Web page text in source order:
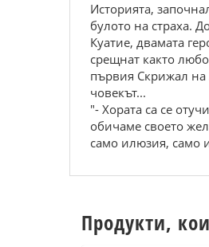
Историята,
булото на страха.
Куатие, двамата
срещнат както
първия Скрижал на
човекът...
"- Хората са се
обичаме своето
само илюзия, само
Продукти,